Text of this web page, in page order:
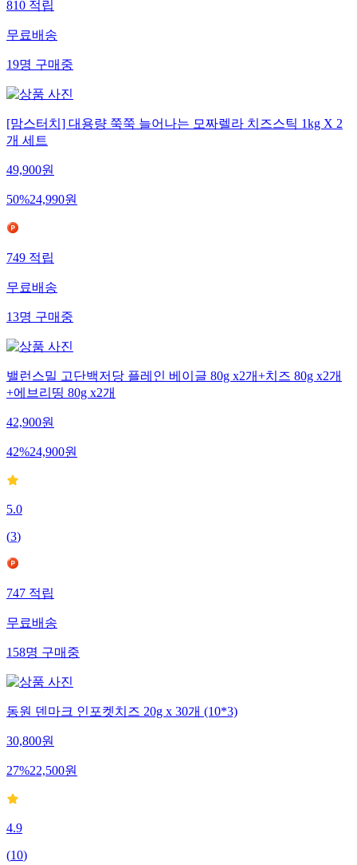
810 적립
무료배송
19명 구매중
[맘스터치] 대용량 쭉쭉 늘어나는 모짜렐라 치즈스틱 1kg X 2
개 세트
49,900원
50%24,990원
749 적립
무료배송
13명 구매중
밸런스밀 고단백저당 플레인 베이글 80g x2개+치즈 80g x2개
+에브리띵 80g x2개
42,900원
42%24,900원
5.0
(3)
747 적립
무료배송
158명 구매중
동원 덴마크 인포켓치즈 20g x 30개 (10*3)
30,800원
27%22,500원
4.9
(10)